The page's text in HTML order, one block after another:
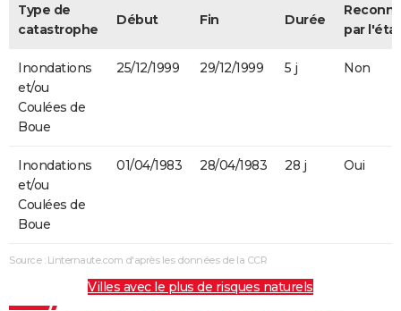
Type de
catastrophe
Début Fin Durée
par l'état
Inondations
et/ou
Coulées de
Boue
25/12/1999 29/12/1999 5 j Non
Inondations
et/ou
Coulées de
Boue
01/04/1983 28/04/1983 28 j Oui
Source : Linternaute.com d'après les données de la CCR
Villes avec le plus de risques naturels